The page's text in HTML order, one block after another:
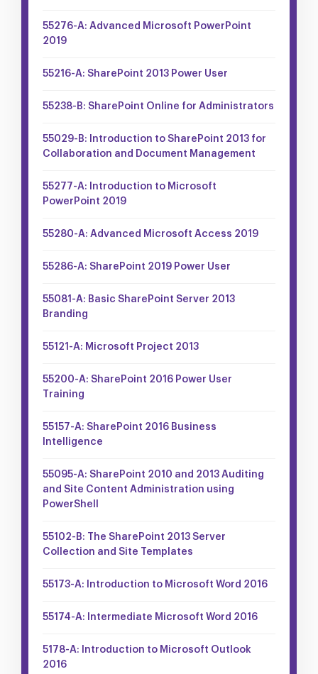
55276-A: Advanced Microsoft PowerPoint
2019
55216-A: SharePoint 2013 Power User
55238-B: SharePoint Online for Administrators
55029-B: Introduction to SharePoint 2013 for
Collaboration and Document Management
55277-A: Introduction to Microsoft
PowerPoint 2019
55280-A: Advanced Microsoft Access 2019
55286-A: SharePoint 2019 Power User
55081-A: Basic SharePoint Server 2013
Branding
55121-A: Microsoft Project 2013
55200-A: SharePoint 2016 Power User
Training
55157-A: SharePoint 2016 Business
Intelligence
55095-A: SharePoint 2010 and 2013 Auditing
and Site Content Administration using
PowerShell
55102-B: The SharePoint 2013 Server
Collection and Site Templates
55173-A: Introduction to Microsoft Word 2016
55174-A: Intermediate Microsoft Word 2016
5178-A: Introduction to Microsoft Outlook
2016